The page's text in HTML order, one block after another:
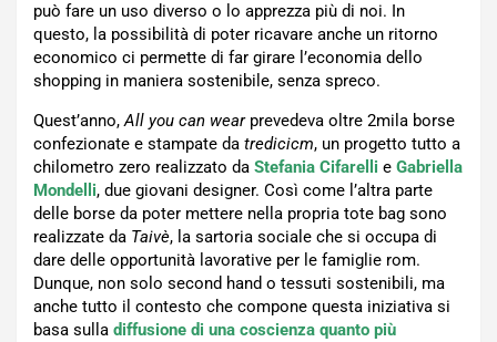
può fare un uso diverso o lo apprezza più di noi. In
questo, la possibilità di poter ricavare anche un ritorno
economico ci permette di far girare l’economia dello
shopping in maniera sostenibile, senza spreco.
Quest’anno,All you can wear prevedeva oltre 2mila borse
confezionate e stampate da tredicicm, un progetto tutto a
chilometro zero realizzato da Stefania Cifarelli e Gabriella
Mondelli, due giovani designer. Così come l’altra parte
delle borse da poter mettere nella propria tote bag sono
realizzate da Taivè, la sartoria sociale che si occupa di
dare delle opportunità lavorative per le famiglie rom.
Dunque, non solo second hand o tessuti sostenibili, ma
anche tutto il contesto che compone questa iniziativa si
basa sulla diffusione di una coscienza quanto più